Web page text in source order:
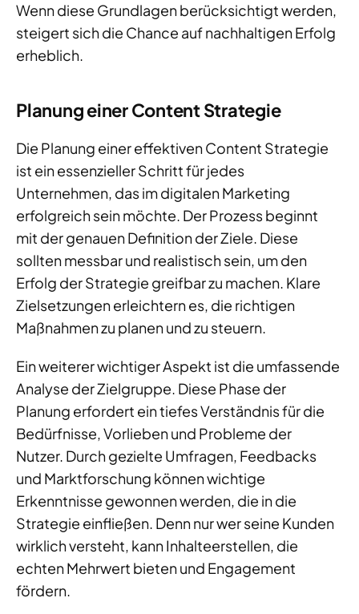
Wenn diese Grundlagen berücksichtigt werden,
steigert sich die Chance auf nachhaltigen Erfolg
erheblich.
Planung einer Content Strategie
Die Planung einer effektiven Content Strategie
ist ein essenzieller Schritt für jedes
Unternehmen, das im digitalen Marketing
erfolgreich sein möchte. Der Prozess beginnt
mit der genauen Definition der Ziele. Diese
sollten messbar und realistisch sein, um den
Erfolg der Strategie greifbar zu machen. Klare
Zielsetzungen erleichtern es, die richtigen
Maßnahmen zu planen und zu steuern.
Ein weiterer wichtiger Aspekt ist die umfassende
Analyse der Zielgruppe. Diese Phase der
Planung erfordert ein tiefes Verständnis für die
Bedürfnisse, Vorlieben und Probleme der
Nutzer. Durch gezielte Umfragen, Feedbacks
und Marktforschung können wichtige
Erkenntnisse gewonnen werden, die in die
Strategie einfließen. Denn nur wer seine Kunden
wirklich versteht, kann Inhalteerstellen, die
echten Mehrwert bieten und Engagement
fördern.